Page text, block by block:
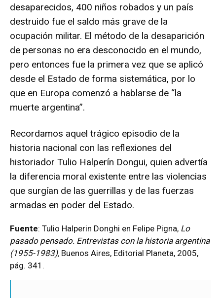
desaparecidos, 400 niños robados y un país
destruido fue el saldo más grave de la
ocupación militar. El método de la desaparición
de personas no era desconocido en el mundo,
pero entonces fue la primera vez que se aplicó
desde el Estado de forma sistemática, por lo
que en Europa comenzó a hablarse de “la
muerte argentina”.
Recordamos aquel trágico episodio de la
historia nacional con las reflexiones del
historiador Tulio Halperín Dongui, quien advertía
la diferencia moral existente entre las violencias
que surgían de las guerrillas y de las fuerzas
armadas en poder del Estado.
Fuente: Tulio Halperin Donghi en Felipe Pigna, Lo
pasado pensado. Entrevistas con la historia argentina
(1955-1983), Buenos Aires, Editorial Planeta, 2005,
pág. 341.